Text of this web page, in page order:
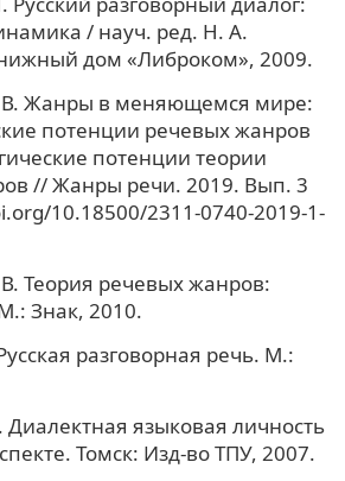
/ науч. ред. Н. А.
дом «Либроком», 2009.
В. Жанры в меняющемся мире:
потенции речевых жанров
потенции теории
// Жанры речи. 2019. Вып. 3
10.18500/2311-0740-2019-1-
Теория речевых жанров:
Знак, 2010.
разговорная речь. М.:
Диалектная языковая личность
Томск: Изд-во ТПУ, 2007.